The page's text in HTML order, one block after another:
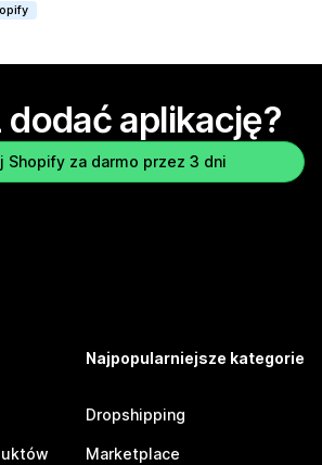
aplikację?
Shopify za darmo przez 3 dni
Najpopularniejsze kategorie
Dropshipping
Marketplace